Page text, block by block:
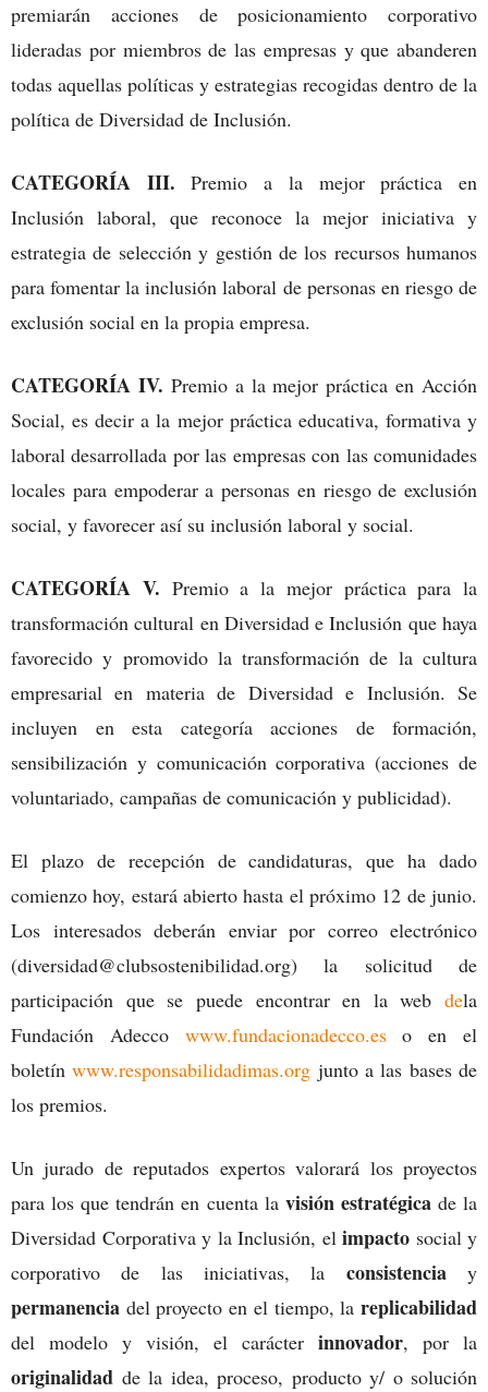
premiarán acciones de posicionamiento corporativo
lideradas por miembros de las empresas y que abanderen
todas aquellas políticas y estrategias recogidas dentro de la
política de Diversidad de Inclusión.
CATEGORÍA III. Premio a la mejor práctica en
Inclusión laboral, que reconoce la mejor iniciativa y
estrategia de selección y gestión de los recursos humanos
para fomentar la inclusión laboral de personas en riesgo de
exclusión social en la propia empresa.
CATEGORÍA IV. Premio a la mejor práctica en Acción
Social, es decir a la mejor práctica educativa, formativa y
laboral desarrollada por las empresas con las comunidades
locales para empoderar a personas en riesgo de exclusión
social, y favorecer así su inclusión laboral y social.
CATEGORÍA V. Premio a la mejor práctica para la
transformación cultural en Diversidad e Inclusión que haya
favorecido y promovido la transformación de la cultura
empresarial en materia de Diversidad e Inclusión. Se
incluyen en esta categoría acciones de formación,
sensibilización y comunicación corporativa (acciones de
voluntariado, campañas de comunicación y publicidad).
El plazo de recepción de candidaturas, que ha dado
comienzo hoy, estará abierto hasta el próximo 12 de junio.
Los interesados deberán enviar por correo electrónico
(diversidad@clubsostenibilidad.org) la solicitud de
participación que se puede encontrar en la web dela
Fundación Adecco www.fundacionadecco.eso en el
boletínwww.responsabilidadimas.org junto a las bases de
los premios.
Un jurado de reputados expertos valorará los proyectos
para los que tendrán en cuenta la visión estratégicade la
Diversidad Corporativa y la Inclusión, el impacto social y
corporativo de las iniciativas, la consistenciay
permanencia del proyecto en el tiempo, la replicabilidad
del modelo y visión, el carácter innovador, por la
originalidad de la idea, proceso, producto y/ o solución